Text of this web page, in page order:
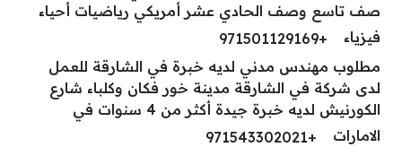
صف تاسع وصف الحادي عشر أمريكي رياضيات أحياء
فيزياء
+971501129169
مطلوب مهندس مدني لديه خبرة في الشارقة للعمل
لدى شركة في الشارقة مدينة خور فكان وكلباء شارع
الكورنيش لديه خبرة جيدة أكثر من 4 سنوات في
الامارات
+971543302021